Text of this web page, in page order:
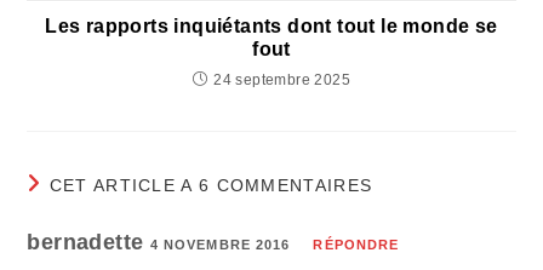
Les rapports inquiétants dont tout le monde se
fout
24 septembre 2025
CET ARTICLE A 6 COMMENTAIRES
bernadette 4 NOVEMBRE 2016 RÉPONDRE